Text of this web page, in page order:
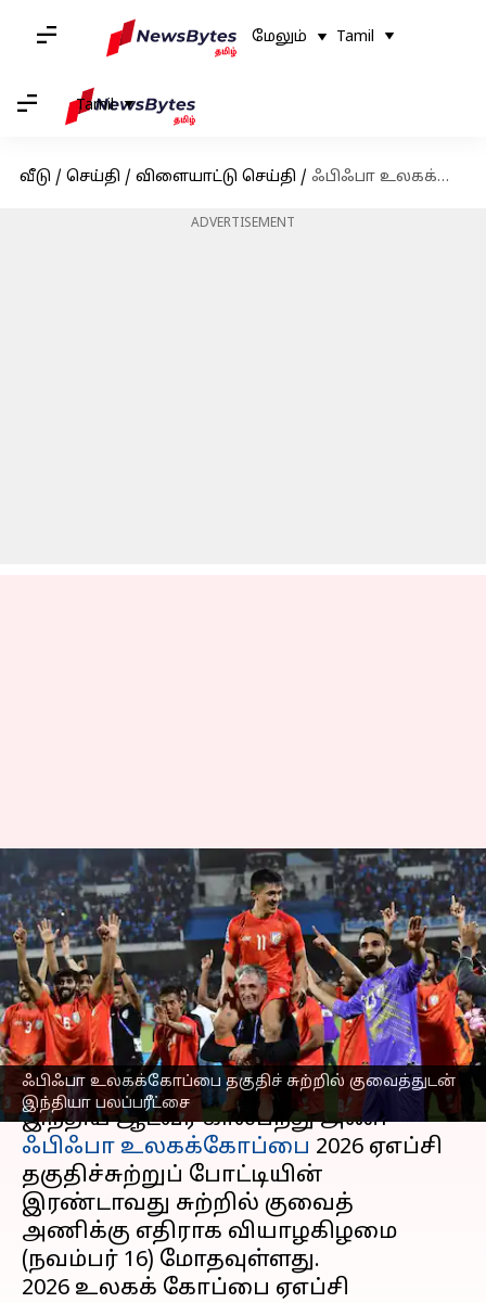
மேலும் Tamil
Tamil
வீடு / செய்தி / விளையாட்டு செய்தி / ஃபிஃபா உலகக்கோப்பை தகுதிச் சுற்றில் குவைத்துடன் இந்தியா பலப்பரீட்சை
ADVERTISEMENT
ஃபிஃபா உலகக்கோப்பை தகுதிச் சுற்றில் குவைத்துடன்
இந்தியா பலப்பரீட்சை
ஃபிஃபா உலகக்கோப்பை
தகுதிச் சுற்றில்
குவைத்துடன் இந்தியா
பலப்பரீட்சை
எழுதியவர் Sekar Chinnappan Nov 16, 2023 12:10 pm
செய்தி முன்னோட்டம்
இந்திய ஆடவர் கால்பந்து அணி
ஃபிஃபா உலகக்கோப்பை 2026 ஏஎப்சி
தகுதிச்சுற்றுப் போட்டியின்
இரண்டாவது சுற்றில் குவைத்
அணிக்கு எதிராக வியாழகிழமை
(நவம்பர் 16) மோதவுள்ளது.
2026 உலகக் கோப்பை ஏஎப்சி